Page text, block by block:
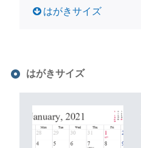
はがきサイズ
はがきサイズ